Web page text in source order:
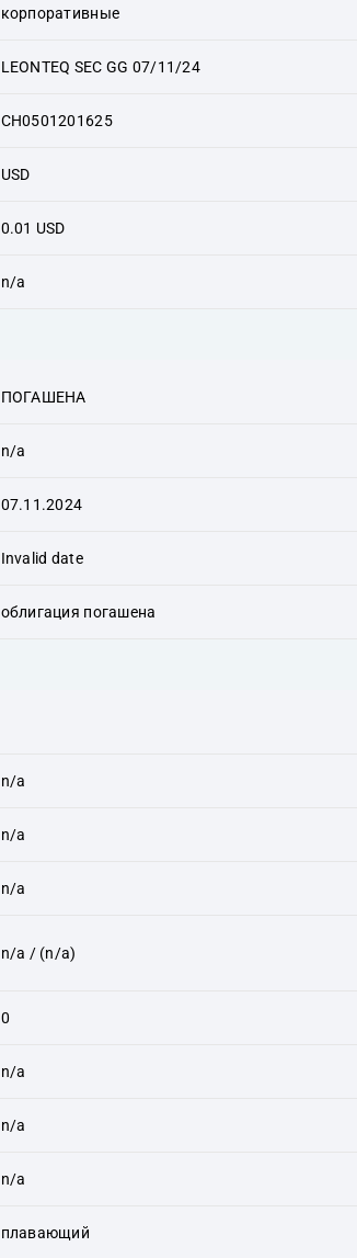
корпоративные
LEONTEQ SEC GG 07/11/24
CH0501201625
USD
0.01 USD
n/a
ПОГАШЕНА
n/a
07.11.2024
Invalid date
облигация погашена
n/a
n/a
n/a
n/a / (n/a)
0
n/a
n/a
n/a
плавающий